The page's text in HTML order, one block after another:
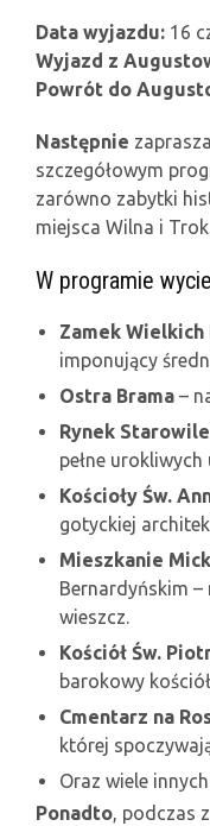
Data wyjazdu: 16
Wyjazd z
Powrót do
Następnie
szczegółowym
zarówno zabytki
miejsca Wilna i
W programie
Zamek
imponujący
Ostra Brama –
Rynek
pełne
Kościoły Św.
gotyckiej
Mieszkanie
Bernardyńskim –
wieszcz.
Kościół Św.
barokowy
Cmentarz na
której
Oraz wiele
Ponadto, podczas